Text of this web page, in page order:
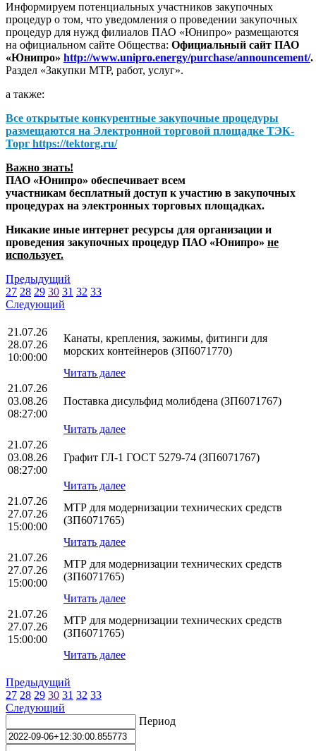
Информируем потенциальных участников закупочных
процедур о том, что уведомления о проведении закупочных
процедур для нужд филиалов ПАО «Юнипро» размещаются
на официальном сайте Общества: Официальный сайт ПАО
«Юнипро» http://www.unipro.energy/purchase/announcement/.
Раздел «Закупки МТР, работ, услуг».
а также:
Все открытые конкурентные закупочные процедуры
размещаются на Электронной торговой площадке ТЭК-
Торг https://tektorg.ru/
Важно знать!
ПАО «Юнипро» обеспечивает всем
участникам бесплатный доступ к участию в закупочных
процедурах на электронных торговых площадках.
Никакие иные интернет ресурсы для организации и
проведения закупочных процедур ПАО «Юнипро» не
использует.
Предыдущий
27 28 29 30 31 32 33
Следующий
21.07.26
28.07.26
10:00:00
Канаты, крепления, зажимы, фитинги для
морских контейнеров (ЗП6071770)
Читать далее
21.07.26
03.08.26
08:27:00
Поставка дисульфид молибдена (ЗП6071767)
Читать далее
21.07.26
03.08.26
08:27:00
Графит ГЛ-1 ГОСТ 5279-74 (ЗП6071767)
Читать далее
21.07.26
27.07.26
15:00:00
МТР для модернизации технических средств
(ЗП6071765)
Читать далее
21.07.26
27.07.26
15:00:00
МТР для модернизации технических средств
(ЗП6071765)
Читать далее
21.07.26
27.07.26
15:00:00
МТР для модернизации технических средств
(ЗП6071765)
Читать далее
Предыдущий
27 28 29 30 31 32 33
Следующий
Период